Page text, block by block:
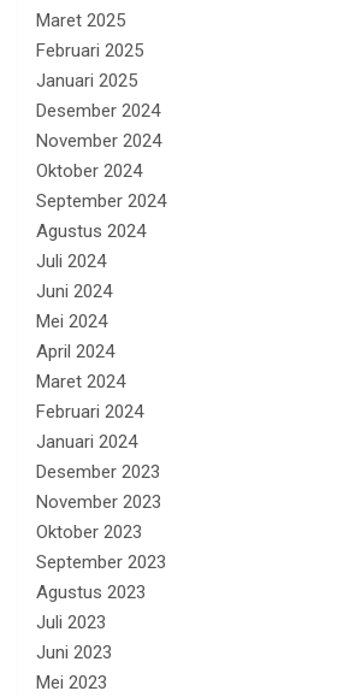
Maret 2025
Februari 2025
Januari 2025
Desember 2024
November 2024
Oktober 2024
September 2024
Agustus 2024
Juli 2024
Juni 2024
Mei 2024
April 2024
Maret 2024
Februari 2024
Januari 2024
Desember 2023
November 2023
Oktober 2023
September 2023
Agustus 2023
Juli 2023
Juni 2023
Mei 2023